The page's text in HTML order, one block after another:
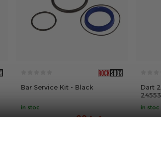
Bar Service Kit - Black
in stoc
00 2000 lei
Dart
in stoc